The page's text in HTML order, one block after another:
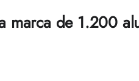
marca de 1.200